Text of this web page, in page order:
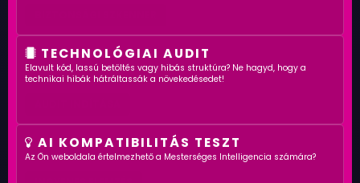
TECHNOLÓGIAI AUDIT
Elavult kód, lassú betöltés vagy hibás struktúra? Ne hagyd, hogy a
technikai hibák hátráltassák a növekedésedet!
AI KOMPATIBILITÁS TESZT
Az Ön weboldala értelmezhető a Mesterséges Intelligencia számára?